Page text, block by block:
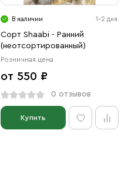
В наличии 1-2 дня
Сорт Shaabi - Ранний
(неотсортированный)
Розничная цена
от 550 ₽
0 отзывов
Купить